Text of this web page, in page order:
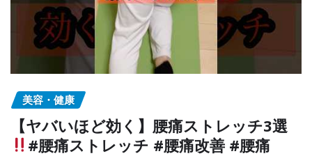
美容・健康
【ヤバいほど効く】腰痛ストレッチ3選
#腰痛ストレッチ #腰痛改善 #腰痛